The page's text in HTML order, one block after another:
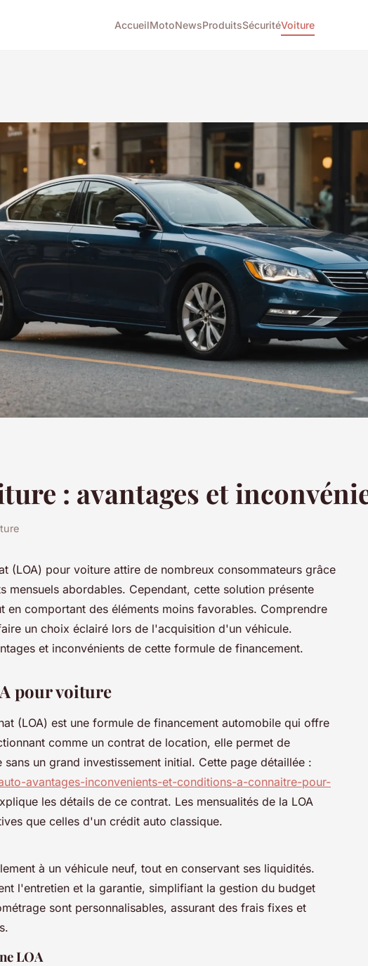
AccueilMotoNewsProduitsSécuritéVoiture
: avantages et
(LOA) pour voiture attire de nombreux consommateurs grâce
mensuels abordables. Cependant, cette solution présente
en comportant des éléments moins favorables. Comprendre
un choix éclairé lors de l'acquisition d'un véhicule.
et inconvénients de cette formule de financement.
pour voiture
(LOA) est une formule de financement automobile qui offre
comme un contrat de location, elle permet de
un grand investissement initial. Cette page détaillée :
avantages-inconvenients-et-conditions-a-connaitre-pour-
les détails de ce contrat. Les mensualités de la LOA
que celles d'un crédit auto classique.
à un véhicule neuf, tout en conservant ses liquidités.
l'entretien et la garantie, simplifiant la gestion du budget
sont personnalisables, assurant des frais fixes et
LOA